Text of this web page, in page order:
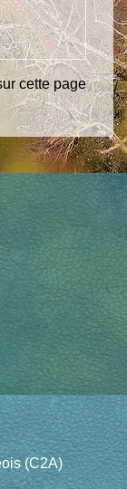
cette page
(C2A)